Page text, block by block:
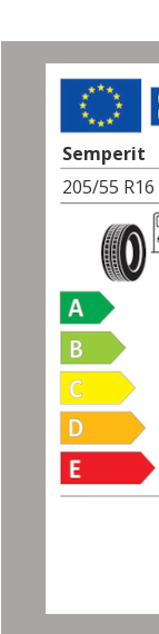
Semperit
205/55 R16